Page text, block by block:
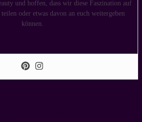
und hoffen, dass wir diese Faszination auf
oder etwas davon an euch weitergeben
können.